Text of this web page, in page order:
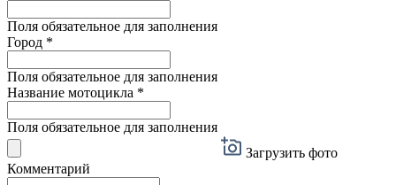
Поля обязательное для заполнения
Город *
Поля обязательное для заполнения
Название мотоцикла *
Поля обязательное для заполнения
Загрузить фото
Комментарий